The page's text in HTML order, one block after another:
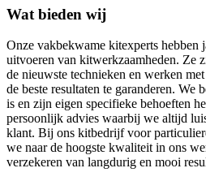
Wat bieden wij
Onze vakbekwame kitexperts hebben
uitvoeren van kitwerkzaamheden. Ze
de nieuwste technieken en werken
de beste resultaten te garanderen. We
is en zijn eigen specifieke behoeften
persoonlijk advies waarbij we altijd
klant. Bij ons kitbedrijf voor
we naar de hoogste kwaliteit in ons
verzekeren van langdurig en mooi